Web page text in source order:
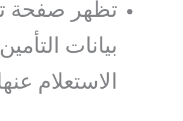
تظهر صفحة
بيانات
الاستعلام